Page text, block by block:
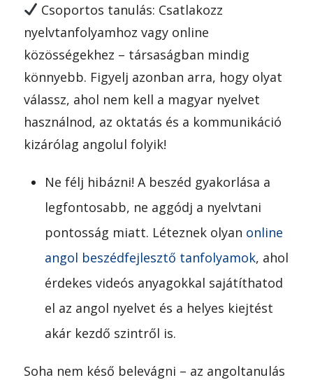
Csoportos tanulás: Csatlakozz
nyelvtanfolyamhoz vagy online
közösségekhez – társaságban mindig
könnyebb. Figyelj azonban arra, hogy olyat
válassz, ahol nem kell a magyar nyelvet
használnod, az oktatás és a kommunikáció
kizárólag angolul folyik!
Ne félj hibázni! A beszéd gyakorlása a
legfontosabb, ne aggódj a nyelvtani
pontosság miatt. Léteznek olyan online
angol beszédfejlesztő tanfolyamok, ahol
érdekes videós anyagokkal sajátíthatod
el az angol nyelvet és a helyes kiejtést
akár kezdő szintről is.
Soha nem késő belevágni – az angoltanulás